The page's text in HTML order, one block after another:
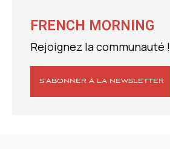
FRENCH MORNING
Rejoignez la communauté !
S’ABONNER À LA NEWSLETTER